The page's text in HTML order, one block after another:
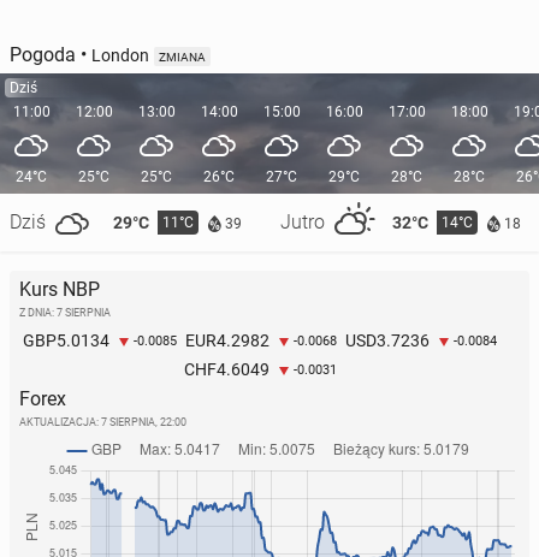
Pogoda • London ZMIANA
Dziś
11:00
24°C
Dziś 29°C 11°C 39 Jutro 32°C 14°C 18
12:00
25°C
13:00
25°C
14:00
26°C
15:00
27°C
16:00
29°C
17:00
28°C
18:00
28°C
Kurs NBP
Z DNIA: 7 SIERPNIA
GBP5.0134 -0.0085 EUR4.2982 -0.0068 USD3.7236 -0.0084
CHF4.6049 -0.0031
Forex
AKTUALIZACJA: 7 SIERPNIA, 22:00